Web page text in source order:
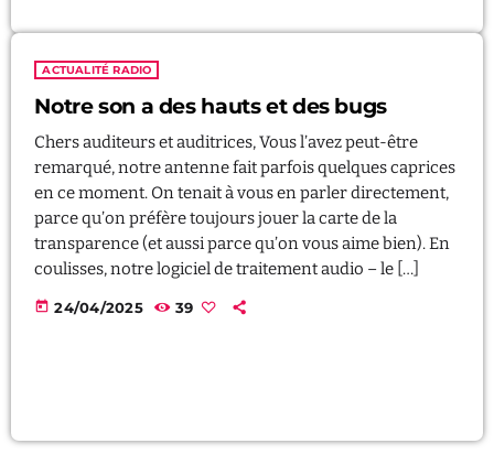
ACTUALITÉ RADIO
Notre son a des hauts et des bugs
Chers auditeurs et auditrices, Vous l’avez peut-être
remarqué, notre antenne fait parfois quelques caprices
en ce moment. On tenait à vous en parler directement,
parce qu’on préfère toujours jouer la carte de la
transparence (et aussi parce qu’on vous aime bien). En
coulisses, notre logiciel de traitement audio – le […]
today 24/04/2025 39